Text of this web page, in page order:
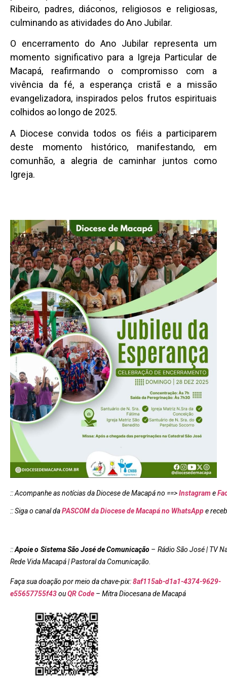
Ribeiro, padres, diáconos, religiosos e religiosas,
culminando as atividades do Ano Jubilar.
O encerramento do Ano Jubilar representa um
momento significativo para a Igreja Particular de
Macapá, reafirmando o compromisso com a
vivência da fé, a esperança cristã e a missão
evangelizadora, inspirados pelos frutos espirituais
colhidos ao longo de 2025.
A Diocese convida todos os fiéis a participarem
deste momento histórico, manifestando, em
comunhão, a alegria de caminhar juntos como
Igreja.
:: Acompanhe as notícias da Diocese de Macapá no ==>Instagram e
:: Siga o canal daPASCOM da Diocese de Macapá no WhatsAppe
::Apoie o Sistema São José de Comunicação – Rádio São José | TV
Rede Vida Macapá | Pastoral da Comunicação.
Faça sua doação por meio da chave-pix:8af115ab-d1a1-4374-9629-
e55657755f43ouQR Code – Mitra Diocesana de Macapá